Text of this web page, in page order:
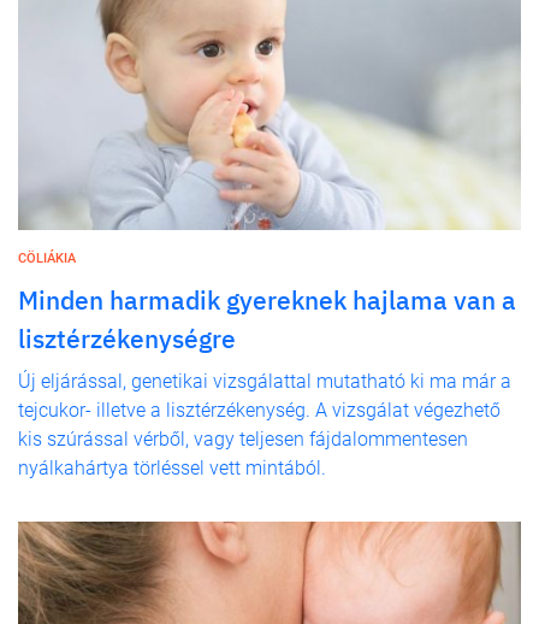
CÖLIÁKIA
Minden harmadik gyereknek hajlama van a
lisztérzékenységre
Új eljárással, genetikai vizsgálattal mutatható ki ma már a
tejcukor- illetve a lisztérzékenység. A vizsgálat végezhető
kis szúrással vérből, vagy teljesen fájdalommentesen
nyálkahártya törléssel vett mintából.